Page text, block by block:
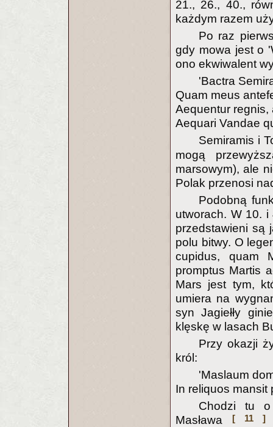
21., 26., 40.,
każdym razem
Po raz
gdy mowa jest o
ono ekwiwalent
'Bactra
Quam meus
Aequentur regnis,
Aequari Vandae
Semiramis i
mogą
marsowym), ale
Polak przenosi
Podobną
utworach. W 10.
przedstawieni są
polu bitwy. O
cupidus, quam
promptus Martis
Mars jest tym,
umiera na
syn Jagiełły
klęskę w lasach
Przy okazji
król:
'Maslaum
In reliquos mansit
Chodzi tu o
Masława
[ 11 ]